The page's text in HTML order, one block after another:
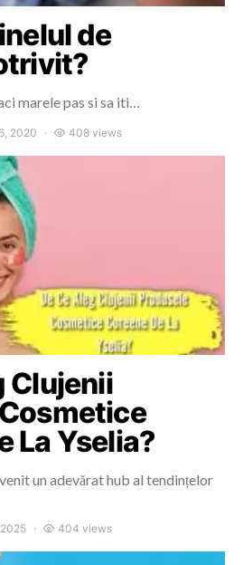
de
marele pas si sa iti…
2020 408 views
Clujenii
La Yselia?
un adevărat hub al tendințelor
404 views